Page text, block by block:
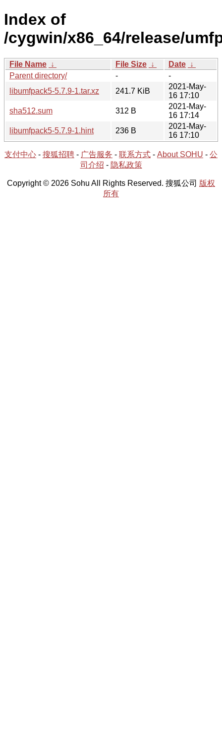
Index of
/cygwin/x86_64/release/
File Name ↓ File Size ↓ Date ↓
Parent directory/
-
-
libumfpack5-5.7.9-1.tar.xz
241.7 KiB
2021-May-
16 17:10
sha512.sum
312 B
2021-May-
16 17:14
libumfpack5-5.7.9-1.hint
236 B
2021-May-
16 17:10
支付中心 - 搜狐招聘 - 广告服务 - 联系方式 - About SOHU - 公
司介绍 - 隐私政策
Copyright © 2026 Sohu All Rights Reserved. 搜狐公司 版权
所有